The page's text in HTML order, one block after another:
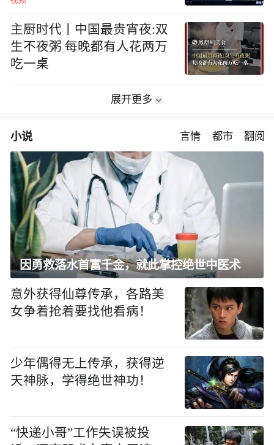
主厨时代丨中国最贵宵夜:双
生不夜粥 每晚都有人花两万
吃一桌
展开更多
小说 言情 都市 翻阅
因勇救落水首富千金，就此掌控绝世中医术
意外获得仙尊传承，各路美
女争着抢着要找他看病！
少年偶得无上传承，获得逆
天神脉，学得绝世神功！
“快递小哥”工作失误被投